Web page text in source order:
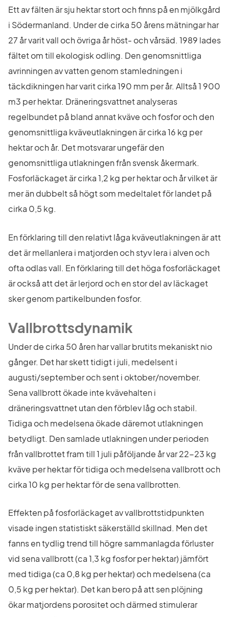
Ett av fälten är sju hektar stort och finns på en mjölkgård
i Södermanland. Under de cirka 50 årens mätningar har
27 år varit vall och övriga år höst- och vårsäd. 1989 lades
fältet om till ekologisk odling. Den genomsnittliga
avrinningen av vatten genom stamledningen i
täckdikningen har varit cirka 190 mm per år. Alltså 1 900
m3 per hektar. Dräneringsvattnet analyseras
regelbundet på bland annat kväve och fosfor och den
genomsnittliga kväveutlakningen är cirka 16 kg per
hektar och år. Det motsvarar ungefär den
genomsnittliga utlakningen från svensk åkermark.
Fosforläckaget är cirka 1,2 kg per hektar och år vilket är
mer än dubbelt så högt som medeltalet för landet på
cirka 0,5 kg.
En förklaring till den relativt låga kväveutlakningen är att
det är mellanlera i matjorden och styv lera i alven och
ofta odlas vall. En förklaring till det höga fosforläckaget
är också att det är lerjord och en stor del av läckaget
sker genom partikelbunden fosfor.
Vallbrottsdynamik
Under de cirka 50 åren har vallar brutits mekaniskt nio
gånger. Det har skett tidigt i juli, medelsent i
augusti/september och sent i oktober/november.
Sena vallbrott ökade inte kvävehalten i
dräneringsvattnet utan den förblev låg och stabil.
Tidiga och medelsena ökade däremot utlakningen
betydligt. Den samlade utlakningen under perioden
från vallbrottet fram till 1 juli påföljande år var 22-23 kg
kväve per hektar för tidiga och medelsena vallbrott och
cirka 10 kg per hektar för de sena vallbrotten.
Effekten på fosforläckaget av vallbrottstidpunkten
visade ingen statistiskt säkerställd skillnad. Men det
fanns en tydlig trend till högre sammanlagda förluster
vid sena vallbrott (ca 1,3 kg fosfor per hektar) jämfört
med tidiga (ca 0,8 kg per hektar) och medelsena (ca
0,5 kg per hektar). Det kan bero på att sen plöjning
ökar matjordens porositet och därmed stimulerar